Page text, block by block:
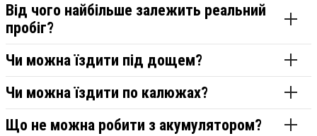
Від чого найбільше залежить реальний
пробіг?
Чи можна їздити під дощем?
Чи можна їздити по калюжах?
Що не можна робити з акумулятором?